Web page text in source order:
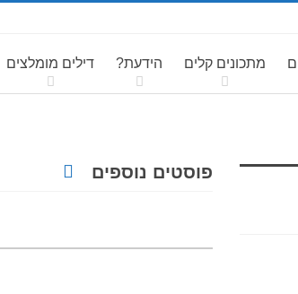
מתכונים קלים הידעת? דילים מומלצים
פוסטים נוספים